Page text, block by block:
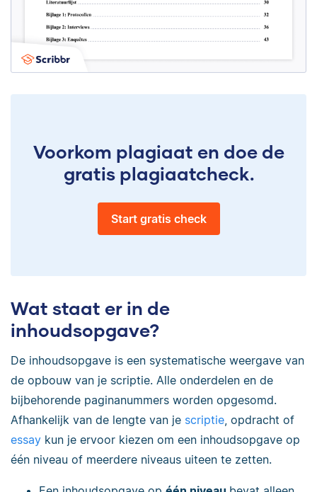
Voorkom plagiaat en doe de
gratis plagiaatcheck.
Start gratis check
Wat staat er in de
inhoudsopgave?
De inhoudsopgave is een systematische weergave van
de opbouw van je scriptie. Alle onderdelen en de
bijbehorende paginanummers worden opgesomd.
Afhankelijk van de lengte van je scriptie , opdracht of
essay kun je ervoor kiezen om een inhoudsopgave op
één niveau of meerdere niveaus uiteen te zetten.